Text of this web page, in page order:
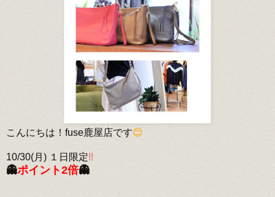
こんにちは！fuse鹿屋店です😊
10/30(月) １日限定!!
👻ポイント2倍👻